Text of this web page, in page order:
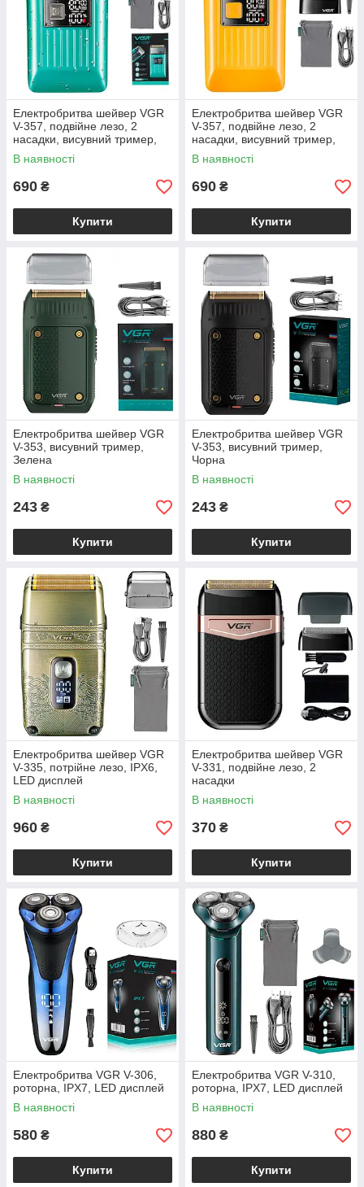
Електробритва шейвер VGR
V-357, подвійне лезо, 2
насадки, висувний тример,
IPX6, LED дисплей, Зелена
В наявності
690 ₴
Купити
Електробритва шейвер VGR
V-357, подвійне лезо, 2
насадки, висувний тример,
IPX6, LED дисплей, Золото
В наявності
690 ₴
Купити
Електробритва шейвер VGR
V-353, висувний тример,
Зелена
В наявності
243 ₴
Купити
Електробритва шейвер VGR
V-353, висувний тример,
Чорна
В наявності
243 ₴
Купити
Електробритва шейвер VGR
V-335, потрійне лезо, IPX6,
LED дисплей
В наявності
960 ₴
Купити
Електробритва шейвер VGR
V-331, подвійне лезо, 2
насадки
В наявності
370 ₴
Купити
Електробритва VGR V-306,
роторна, IPX7, LED дисплей
В наявності
580 ₴
Купити
Електробритва VGR V-310,
роторна, IPX7, LED дисплей
В наявності
880 ₴
Купити